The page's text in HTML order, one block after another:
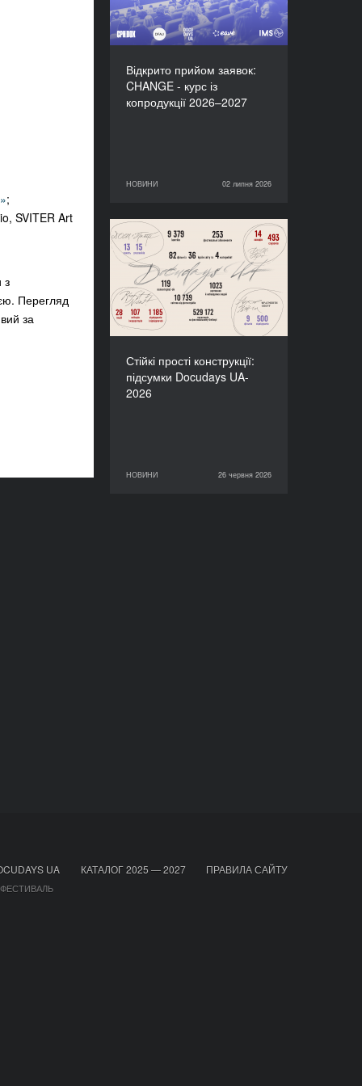
;
SVITER Art
з
Перегляд
за
Відкрито прийом заявок:
CHANGE - курс із
копродукції 2026–2027
НОВИНИ 02 липня 2026
НОВИНИ
02 липня 2026
Стійкі прості конструкції:
підсумки Docudays UA-
2026
НОВИНИ 26 червня 2026
Стійкі прості конструкції:
підсумки Docudays UA-
2026
НОВИНИ
26 червня 2026
UA КАТАЛОГ 2025 — 2027 ПРАВИЛА САЙТУ